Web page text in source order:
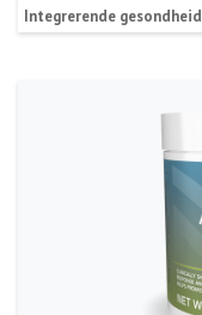
Integrerende gesondheid